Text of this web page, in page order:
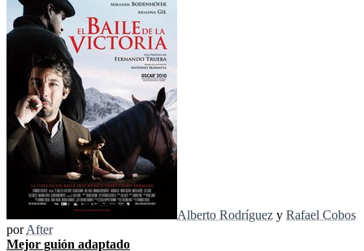
Alberto Rodríguez y Rafael Cobos
porAfter
Mejor guión adaptado